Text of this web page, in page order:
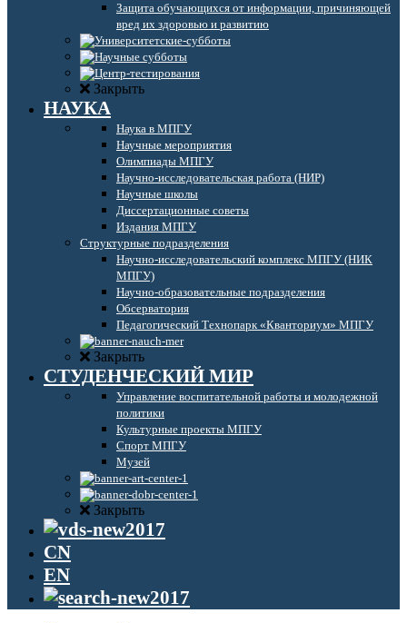
Защита обучающихся от информации, причиняющей
вред их здоровью и развитию
Закрыть
НАУКА
Наука в МПГУ
Научные мероприятия
Олимпиады МПГУ
Научно-исследовательская работа (НИР)
Научные школы
Диссертационные советы
Издания МПГУ
Структурные подразделения
Научно-исследовательский комплекс МПГУ (НИК
МПГУ)
Научно-образовательные подразделения
Обсерватория
Педагогический Технопарк «Кванториум» МПГУ
Закрыть
СТУДЕНЧЕСКИЙ МИР
Управление воспитательной работы и молодежной
политики
Культурные проекты МПГУ
Спорт МПГУ
Музей
Закрыть
CN
EN